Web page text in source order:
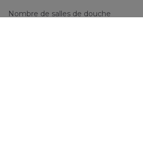
Nombre de salles de douche